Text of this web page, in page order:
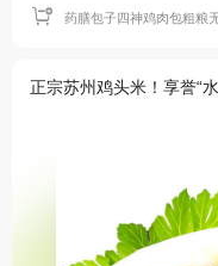
正宗苏州鸡头米！享誉“